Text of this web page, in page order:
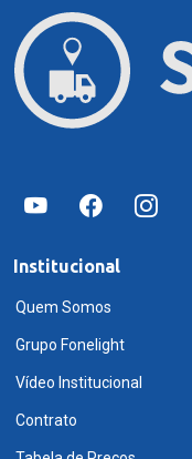
Institucional
Quem Somos
Grupo Fonelight
Vídeo Institucional
Contrato